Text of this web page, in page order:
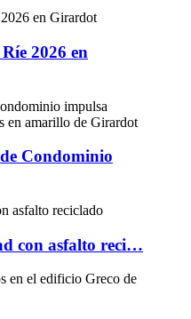
2026 en
Condominio
con asfalto reci…